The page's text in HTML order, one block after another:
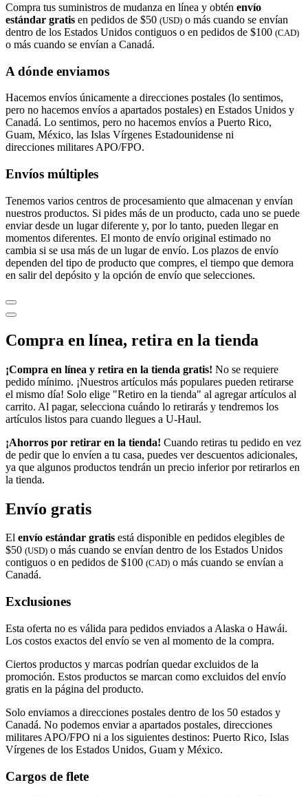
Compra tus suministros de mudanza en línea y obtén envío
estándar gratis en pedidos de $50 (USD) o más cuando se envían
dentro de los Estados Unidos contiguos o en pedidos de $100 (CAD)
o más cuando se envían a Canadá.
A dónde enviamos
Hacemos envíos únicamente a direcciones postales (lo sentimos,
pero no hacemos envíos a apartados postales) en Estados Unidos y
Canadá. Lo sentimos, pero no hacemos envíos a Puerto Rico,
Guam, México, las Islas Vírgenes Estadounidense ni
direcciones militares APO/FPO.
Envíos múltiples
Tenemos varios centros de procesamiento que almacenan y envían
nuestros productos. Si pides más de un producto, cada uno se puede
enviar desde un lugar diferente y, por lo tanto, pueden llegar en
momentos diferentes. El monto de envío original estimado no
cambia si se usa más de un lugar de envío. Los plazos de envío
dependen del tipo de producto que compres, el tiempo que demora
en salir del depósito y la opción de envío que selecciones.
Compra en línea, retira en la tienda
¡Compra en línea y retira en la tienda gratis! No se requiere
pedido mínimo. ¡Nuestros artículos más populares pueden retirarse
el mismo día! Solo elige "Retiro en la tienda" al agregar artículos al
carrito. Al pagar, selecciona cuándo lo retirarás y tendremos los
artículos listos para cuando llegues a U-Haul.
¡Ahorros por retirar en la tienda! Cuando retiras tu pedido en vez
de pedir que lo envíen a tu casa, puedes ver descuentos adicionales,
ya que algunos productos tendrán un precio inferior por retirarlos en
la tienda.
Envío gratis
El envío estándar gratis está disponible en pedidos elegibles de
$50 (USD) o más cuando se envían dentro de los Estados Unidos
contiguos o en pedidos de $100 (CAD) o más cuando se envían a
Canadá.
Exclusiones
Esta oferta no es válida para pedidos enviados a Alaska o Hawái.
Los costos exactos del envío se ven al momento de la compra.
Ciertos productos y marcas podrían quedar excluidos de la
promoción. Estos productos se marcan como excluidos del envío
gratis en la página del producto.
Solo enviamos a direcciones postales dentro de los 50 estados y
Canadá. No podemos enviar a apartados postales, direcciones
militares APO/FPO ni a los siguientes destinos: Puerto Rico, Islas
Vírgenes de los Estados Unidos, Guam y México.
Cargos de flete